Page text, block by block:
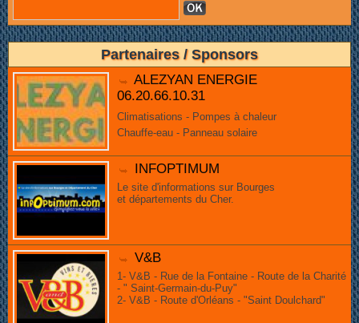
Partenaires / Sponsors
ALEZYAN ENERGIE
06.20.66.10.31
Climatisations - Pompes à chaleur
Chauffe-eau - Panneau solaire
INFOPTIMUM
Le site d'informations sur Bourges
et départements du Cher.
V&B
1- V&B - Rue de la Fontaine - Route de la Charité
- " Saint-Germain-du-Puy"
2- V&B - Route d'Orléans - "Saint Doulchard"